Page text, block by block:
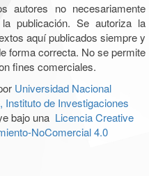
autores no necesariamente
publicación. Se autoriza la
aquí publicados siempre y
forma correcta. No se permite
fines comerciales.
Universidad Nacional
Instituto de Investigaciones
bajo una Licencia Creative
NoComercial 4.0